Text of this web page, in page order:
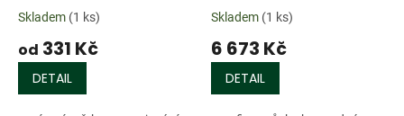
Skladem (1 ks)
od 331 Kč
DETAIL
Skladem (1 ks)
6 673 Kč
DETAIL